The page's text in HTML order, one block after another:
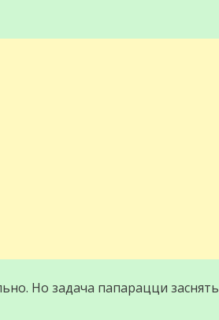
Но задача папарацци заснять